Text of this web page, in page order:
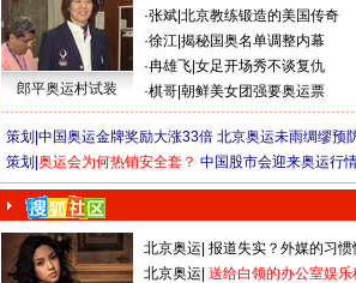
郎平奥运村试装
·张斌 北京教练锻造的美国传奇
·徐江 揭秘国奥名单调整内幕
·冉雄飞 女足开场秀不谈复仇
·棋哥 朝鲜美女团强要奥运票
策划| 中国奥运金牌奖励大涨33倍 北京奥运未雨绸缪预
策划| 奥运会为何热销安全套？ 中国股市会迎来奥运行
北京奥运 报道失实？外媒的习惯
北京奥运 送给白领的办公室娱乐